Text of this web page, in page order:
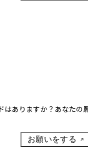
はありますか？あなたの
お願いをする